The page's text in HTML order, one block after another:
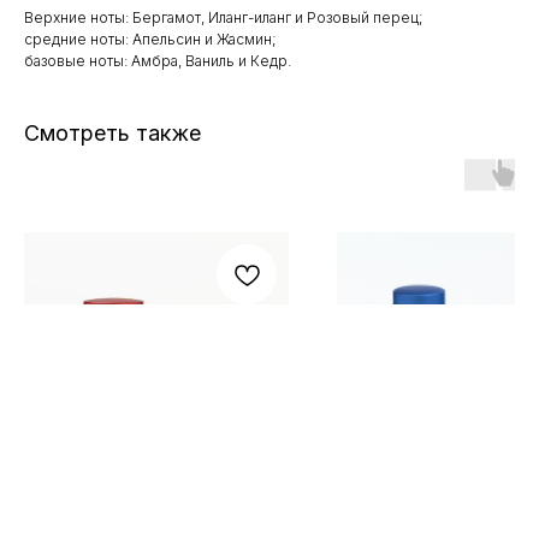
Верхние ноты: Бергамот, Иланг-иланг и Розовый перец;
средние ноты: Апельсин и Жасмин;
базовые ноты: Амбра, Ваниль и Кедр.
Смотреть также